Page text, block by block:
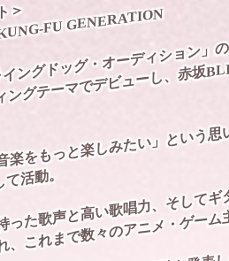
＞ FU GENERATION
グドッグ・オーディショ
グテーマでデビューし、赤
をもっと楽しみたい」とい
活動。
た歌声と高い歌唱力、そし
これまで数々のアニメ・ゲー